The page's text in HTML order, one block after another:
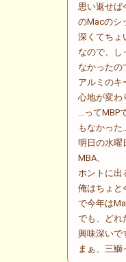
思い返せば
のMacのシ
深くてちょ
なので、し
なかったの
アルミのキ
心地が変わ
…って
もなかった
明日の水曜
MBA、
ホントに出
俺はちょと
で今年は
でも、どれ
興味深いで
まぁ、三